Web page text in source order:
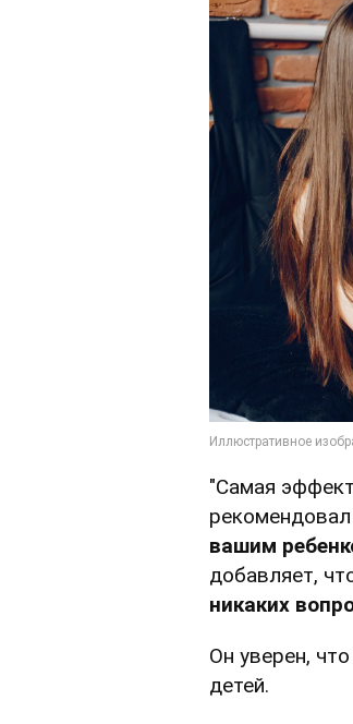
"Самая
вашим
добавляет,
никаких
Он уверен,
детей.